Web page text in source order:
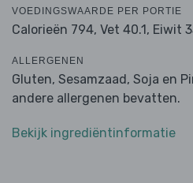
VOEDINGSWAARDE PER PORTIE
Calorieën 794, Vet 40.1, Eiwit
ALLERGENEN
Gluten, Sesamzaad, Soja en
andere allergenen bevatten.
Bekijk ingrediëntinformatie